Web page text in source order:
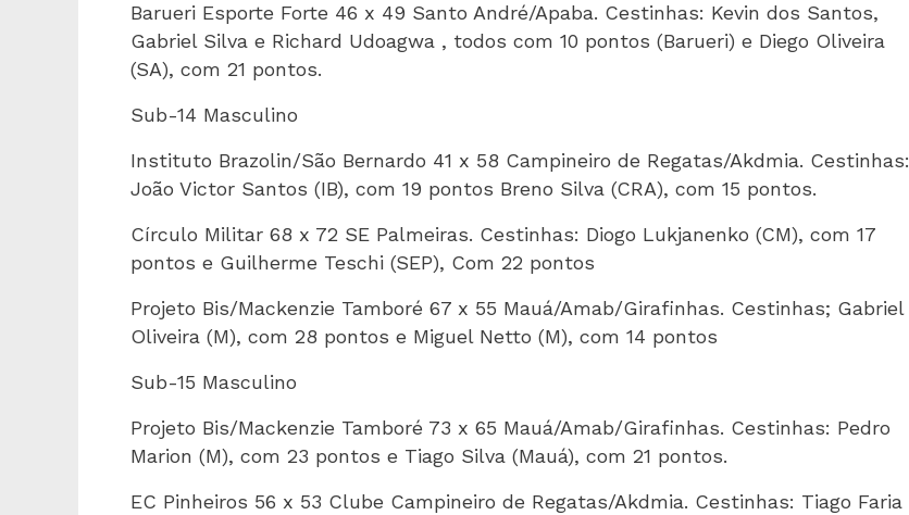
Barueri Esporte Forte 46 x 49 Santo André/Apaba. Cestinhas: Kevin dos Santos,
Gabriel Silva e Richard Udoagwa , todos com 10 pontos (Barueri) e Diego Oliveira
(SA), com 21 pontos.
Sub-14 Masculino
Instituto Brazolin/São Bernardo 41 x 58 Campineiro de Regatas/Akdmia. Cestinhas:
João Victor Santos (IB), com 19 pontos Breno Silva (CRA), com 15 pontos.
Círculo Militar 68 x 72 SE Palmeiras. Cestinhas: Diogo Lukjanenko (CM), com 17
pontos e Guilherme Teschi (SEP), Com 22 pontos
Projeto Bis/Mackenzie Tamboré 67 x 55 Mauá/Amab/Girafinhas. Cestinhas; Gabriel
Oliveira (M), com 28 pontos e Miguel Netto (M), com 14 pontos
Sub-15 Masculino
Projeto Bis/Mackenzie Tamboré 73 x 65 Mauá/Amab/Girafinhas. Cestinhas: Pedro
Marion (M), com 23 pontos e Tiago Silva (Mauá), com 21 pontos.
EC Pinheiros 56 x 53 Clube Campineiro de Regatas/Akdmia. Cestinhas: Tiago Faria